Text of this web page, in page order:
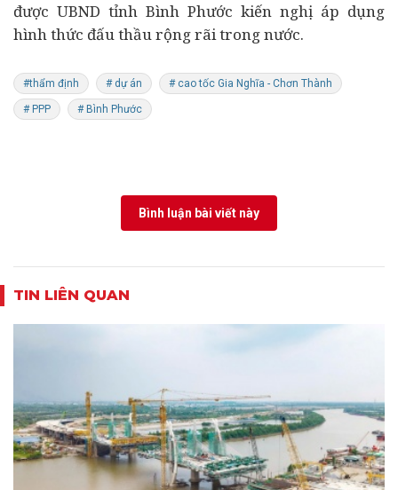
được UBND tỉnh Bình Phước kiến nghị áp dụng
hình thức đấu thầu rộng rãi trong nước.
#thẩm định # dự án # cao tốc Gia Nghĩa - Chơn Thành
# PPP # Bình Phước
Bình luận bài viết này
TIN LIÊN QUAN